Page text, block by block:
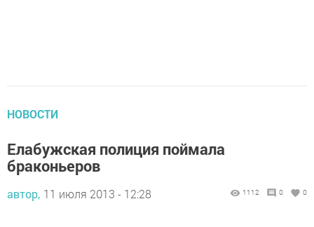
НОВОСТИ
Елабужская полиция поймала
браконьеров
автор, 11 июля 2013 - 12:28 1112 0 0